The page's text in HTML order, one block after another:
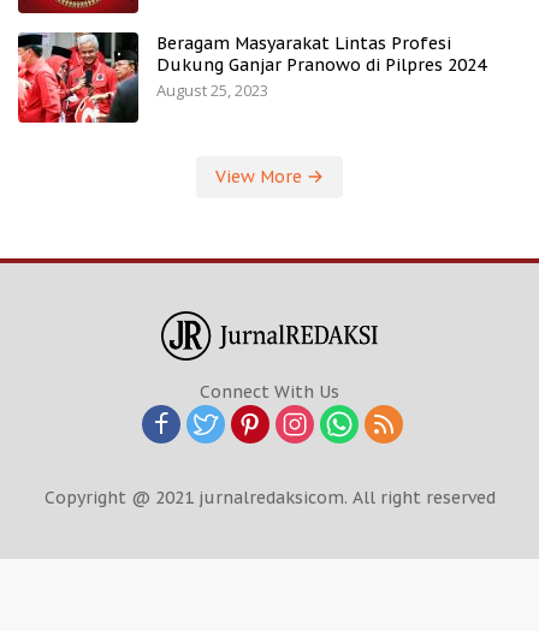
Beragam Masyarakat Lintas Profesi
Dukung Ganjar Pranowo di Pilpres 2024
August 25, 2023
View More
Connect With Us
Copyright @ 2021 jurnalredaksicom. All right reserved